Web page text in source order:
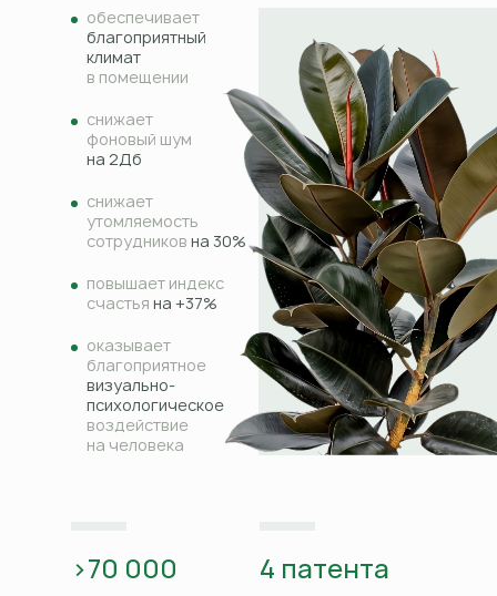
обеспечивает
благоприятный
климат
в помещении
снижает
фоновый шум
на 2Дб
повышает индекс
счастья на +37%
снижает
утомляемость
сотрудников на 30%
оказывает
благоприятное
визуально-
психологическое
воздействие
на человека
>70 000 4 патента